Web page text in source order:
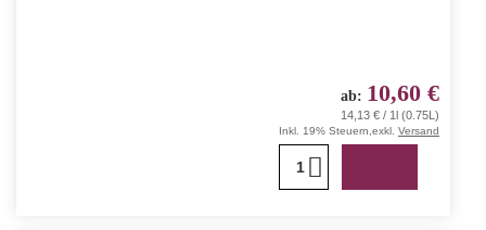
ab 10,60 €
14,13 € / 1l (0.75L)
Inkl. 19% Steuern exkl. Versand
1